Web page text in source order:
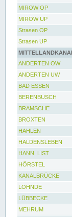
MIROW OP
MIROW UP
Strasen OP
Strasen UP
ANDERTEN OW
ANDERTEN UW
BAD ESSEN
BERENBUSCH
BRAMSCHE
BROXTEN
HAHLEN
HALDENSLEBEN
HANN. LIST
HÖRSTEL
KANALBRÜCKE
LOHNDE
LÜBBECKE
MEHRUM